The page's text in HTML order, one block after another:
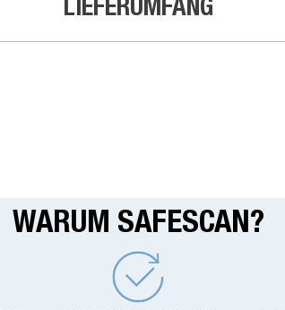
LIEFERUMFANG
WARUM SAFESCAN?